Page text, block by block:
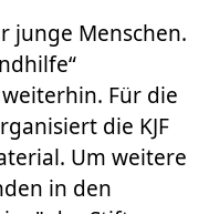
junge Menschen.
Für die
die KJF
Um weitere
in den